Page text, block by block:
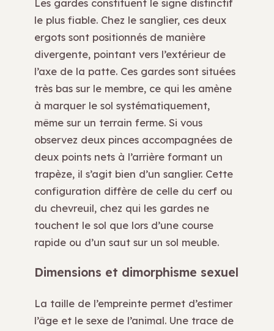
Les gardes constituent le signe distinctif
le plus fiable. Chez le sanglier, ces deux
ergots sont positionnés de manière
divergente, pointant vers l’extérieur de
l’axe de la patte. Ces gardes sont situées
très bas sur le membre, ce qui les amène
à marquer le sol systématiquement,
même sur un terrain ferme. Si vous
observez deux pinces accompagnées de
deux points nets à l’arrière formant un
trapèze, il s’agit bien d’un sanglier. Cette
configuration diffère de celle du cerf ou
du chevreuil, chez qui les gardes ne
touchent le sol que lors d’une course
rapide ou d’un saut sur un sol meuble.
Dimensions et dimorphisme sexuel
La taille de l’empreinte permet d’estimer
l’âge et le sexe de l’animal. Une trace de